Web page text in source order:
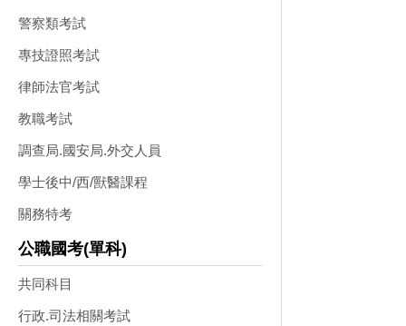
警察類考試
專技證照考試
律師法官考試
教職考試
調查局.國安局.外交人員
學士後中/西/獸醫課程
關務特考
公職國考(單科)
共同科目
行政.司法相關考試